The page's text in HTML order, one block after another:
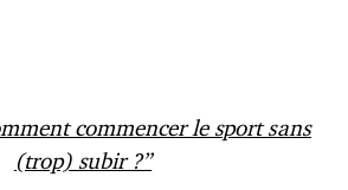
commencer le sport sans
(trop) subir ?”